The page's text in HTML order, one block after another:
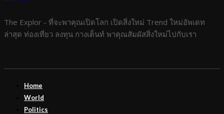
The Explor - ที่จะพาคุณเปิดโลก เปิดสิ่งใหม่ Trend ใหม่อัพเดท
ล่าสุด ท่องเที่ยว ลงทุน กางเต็นท์ พาคุณสัมผัสสิ่งใหม่ไปกับเรา
Home
World
Politics